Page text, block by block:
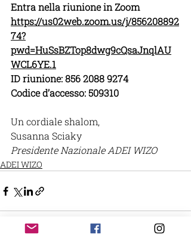
Entra nella riunione in Zoom
https://us02web.zoom.us/j/856208892
74?
pwd=HuSsBZTop8dwg9cQsaJnqlAU
WCL6YE.1
ID riunione: 856 2088 9274
Codice d’accesso: 509310
Un cordiale shalom,
Susanna Sciaky
Presidente Nazionale ADEI WIZO
ADEI WIZO